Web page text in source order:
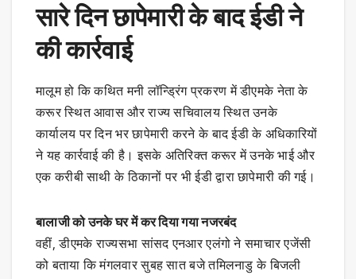
सारे दिन छापेमारी के बाद ईडी ने
की कार्रवाई
मालूम हो कि कथित मनी लॉन्ड्रिंग प्रकरण में डीएमके नेता के
करूर स्थित आवास और राज्य सचिवालय स्थित उनके
कार्यालय पर दिन भर छापेमारी करने के बाद ईडी के अधिकारियों
ने यह कार्रवाई की है। इसके अतिरिक्त करूर में उनके भाई और
एक करीबी साथी के ठिकानों पर भी ईडी द्वारा छापेमारी की गई।
बालाजी को उनके घर में कर दिया गया नजरबंद
वहीं, डीएमके राज्यसभा सांसद एनआर एलंगो ने समाचार एजेंसी
को बताया कि मंगलवार सुबह सात बजे तमिलनाडु के बिजली